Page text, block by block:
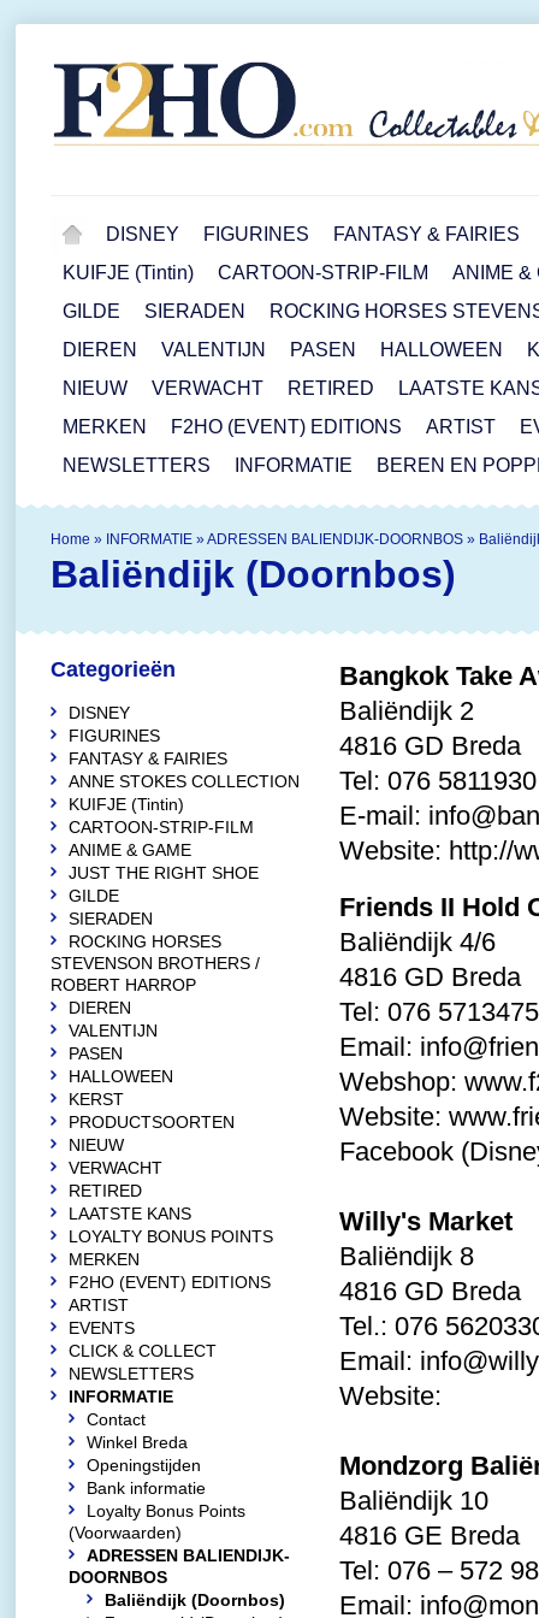
DISNEY FIGURINES
FANTASY & FAIRIES
KUIFJE (Tintin)
CARTOON-STRIP-FILM
ANIME &
GILDE
SIERADEN
ROCKING HORSES
DIEREN
VALENTIJN PASEN HALLOWEEN
NIEUW
VERWACHT RETIRED
LAATSTE
MERKEN
F2HO (EVENT) EDITIONS ARTIST
NEWSLETTERS
INFORMATIE BEREN EN
Home » INFORMATIE »ADRESSEN BALIENDIJK-DOORNBOS »
Baliëndijk (Doornbos)
Bangkok Take
Baliëndijk 2
4816 GD Breda
Tel: 076 5811930
E-mail:
Website: http://
Friends II Hold
Baliëndijk 4/6
4816 GD Breda
Tel: 076 5713475
Email:
Webshop:
Website:
Facebook
Willy's Market
Baliëndijk 8
4816 GD Breda
Tel.: 076
Email:
Website:
Mondzorg
Baliëndijk 10
4816 GE Breda
Tel: 076 – 572
Email:
Categorieën
DISNEY
FIGURINES
FANTASY & FAIRIES
ANNE STOKES COLLECTION
KUIFJE (Tintin)
CARTOON-STRIP-FILM
ANIME & GAME
JUST THE RIGHT SHOE
GILDE
SIERADEN
ROCKING HORSES
STEVENSON BROTHERS /
ROBERT HARROP
DIEREN
VALENTIJN
PASEN
HALLOWEEN
KERST
PRODUCTSOORTEN
NIEUW
VERWACHT
RETIRED
LAATSTE KANS
LOYALTY BONUS POINTS
MERKEN
F2HO (EVENT) EDITIONS
ARTIST
EVENTS
CLICK & COLLECT
NEWSLETTERS
INFORMATIE
Contact
Winkel Breda
Openingstijden
Bank informatie
Loyalty Bonus Points
(Voorwaarden)
ADRESSEN BALIENDIJK-
DOORNBOS
Baliëndijk (Doornbos)